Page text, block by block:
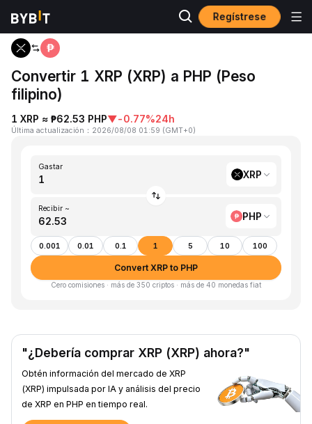
Regístrese
Inicio XRP to PHP
Convertir 1 XRP (XRP) a PHP (Peso
filipino)
1 XRP ≈ ₱62.53 PHP▼-0.77%24h
Última actualización ： 2026/08/08 01:59 (GMT+0)
Gastar
XRP
Recibir ~
PHP
0.001 0.01 0.1 1 5 10 100
Convert XRP to PHP
Cero comisiones · más de 350 criptos · más de 40 monedas fiat
"¿Debería comprar XRP (XRP) ahora?"
Obtén información del mercado de XRP
(XRP) impulsada por IA y análisis del precio
de XRP en PHP en tiempo real.